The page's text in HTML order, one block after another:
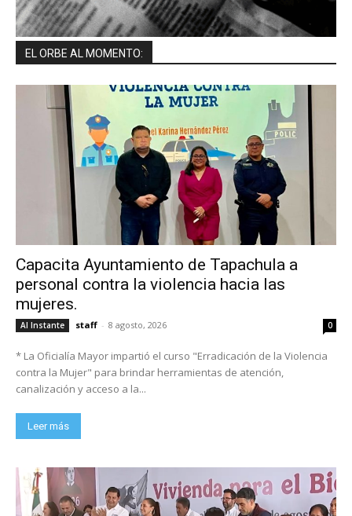
EL ORBE AL MOMENTO:
Capacita Ayuntamiento de Tapachula a
personal contra la violencia hacia las
mujeres.
Al Instante staff - 8 agosto, 2026 0
* La Oficialía Mayor impartió el curso "Erradicación de la Violencia
contra la Mujer" para brindar herramientas de atención,
canalización y acceso a la...
Leer más